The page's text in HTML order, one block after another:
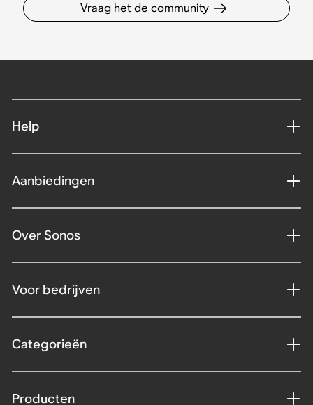
Vraag het de community
Help
Aanbiedingen
Over Sonos
Voor bedrijven
Categorieën
Producten